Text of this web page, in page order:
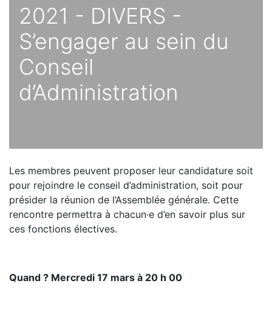
2021 - DIVERS -
S’engager au sein du
Conseil
d’Administration
Les membres peuvent proposer leur candidature soit
pour rejoindre le conseil d’administration, soit pour
présider la réunion de l’Assemblée générale. Cette
rencontre permettra à chacun·e d’en savoir plus sur
ces fonctions électives.
Quand ? Mercredi 17 mars à 20 h 00